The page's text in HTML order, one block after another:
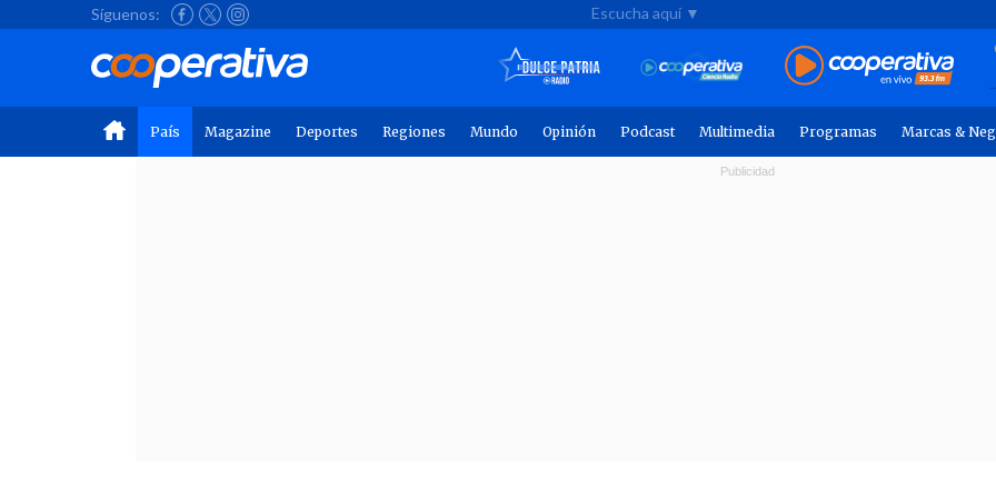
Síguenos: Escucha aquí ▼
País Magazine Deportes Regiones Mundo Opinión Podcast Multimedia Programas Marcas &